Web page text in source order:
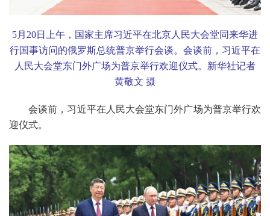
5月 20日上午，国家主席习近平在北京人民大会堂同来华进
行国事访问的俄罗斯总统普京举行会谈。会谈前，习近平在
人民大会堂东门外广场为普京举行欢迎仪式。新华社记者
黄敬文 摄
会谈前，习近平在人民大会堂东门外广场为普京举行欢
迎仪式。